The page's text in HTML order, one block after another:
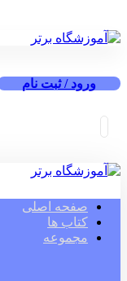
ورود / ثبت نام
صفحه اصلی
کتاب ها
مجموعه